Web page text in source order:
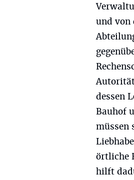
und von
dessen
Bauhof
müssen
örtliche
hilft